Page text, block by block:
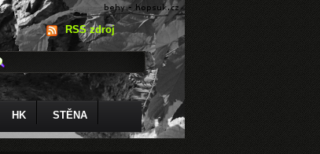
RSS zdroj
HK STĚNA